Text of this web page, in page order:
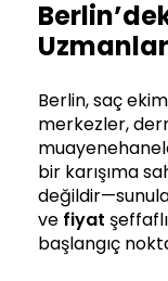
Berlin, saç
merkezler,
bir karışıma
ve fiyat
başlangıç